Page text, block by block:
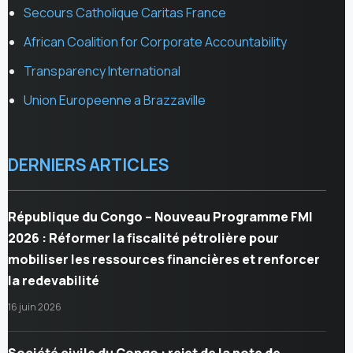
Secours Catholique Caritas France
African Coalition for Corporate Accountability
Transparency International
Union Europeenne a Brazzaville
DERNIERS ARTICLES
République du Congo – Nouveau Programme FMI
2026 : Réformer la fiscalité pétrolière pour
mobiliser les ressources financières et renforcer
la redevabilité
16 juin 2026